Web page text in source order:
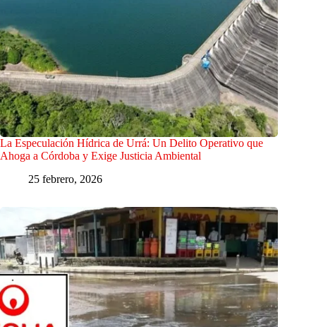
La Especulación Hídrica de Urrá: Un Delito Operativo que
Ahoga a Córdoba y Exige Justicia Ambiental
25 febrero, 2026